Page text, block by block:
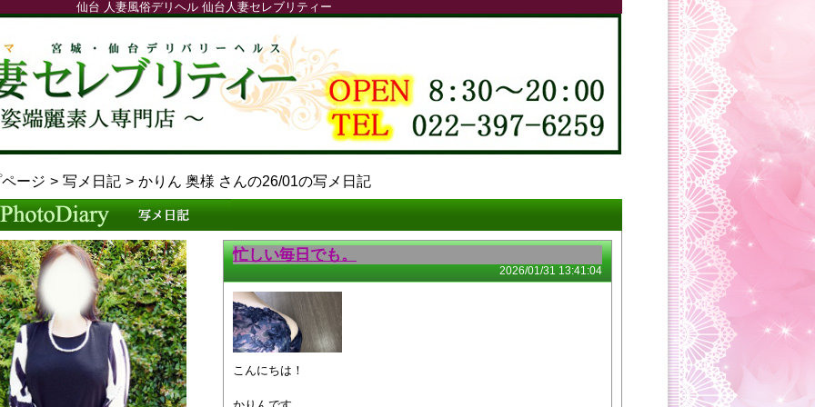
仙台 人妻風俗デリヘル 仙台人妻セレブリティー
ージ 写メ日記 かりん 奥様 さんの26/01の写メ日記
忙しい毎日でも。
2026/01/31 13:41:04
こんにちは！